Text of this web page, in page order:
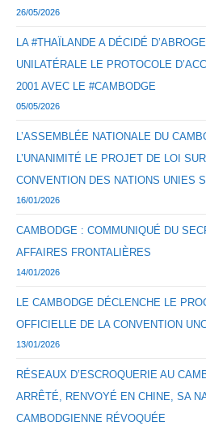
26/05/2026
LA #THAÏLANDE A DÉCIDÉ
UNILATÉRALE LE PROTOCOLE
2001 AVEC LE #CAMBODGE
05/05/2026
L’ASSEMBLÉE NATIONALE DU
L’UNANIMITÉ LE PROJET DE LOI
CONVENTION DES NATIONS UNIES
16/01/2026
CAMBODGE : COMMUNIQUÉ DU
AFFAIRES FRONTALIÈRES
14/01/2026
LE CAMBODGE DÉCLENCHE LE
OFFICIELLE DE LA CONVENTION
13/01/2026
RÉSEAUX D’ESCROQUERIE AU
ARRÊTÉ, RENVOYÉ EN CHINE, SA
CAMBODGIENNE RÉVOQUÉE